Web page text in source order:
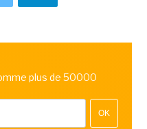
plus de 50000
OK